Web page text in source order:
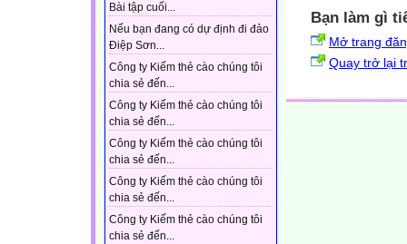
Bài tập cuối...
Nếu bạn đang có dự định đi đảo
Điệp Sơn...
Công ty Kiếm thẻ cào chúng tôi
chia sẻ đến...
Công ty Kiếm thẻ cào chúng tôi
chia sẻ đến...
Công ty Kiếm thẻ cào chúng tôi
chia sẻ đến...
Công ty Kiếm thẻ cào chúng tôi
chia sẻ đến...
Công ty Kiếm thẻ cào chúng tôi
chia sẻ đến...
Bạn làm gì
Mở trang
Quay trở lại